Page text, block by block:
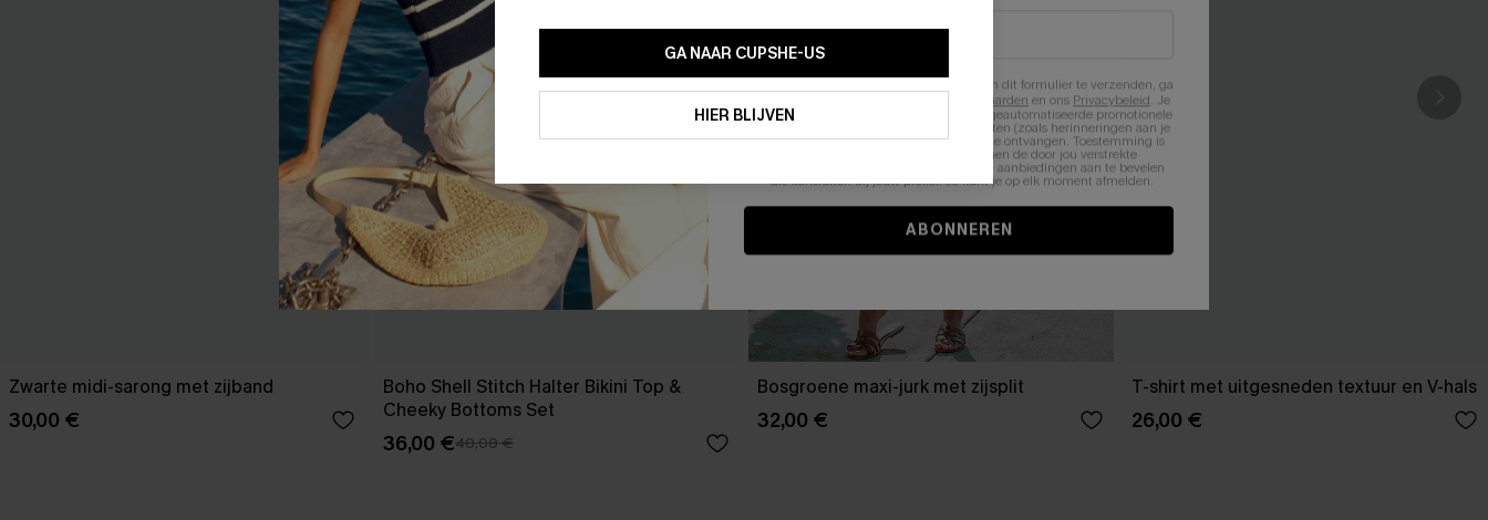
Zwarte midi-sarong met zijband
30,00 €
Boho Shell Stitch Halter Bikini Top &
Cheeky Bottoms Set
36,00 €40,00 €
Bosgroene maxi-jurk met zijsplit
32,00 €
T-shirt met uitgesneden textuur en V-hals
26,00 €
GA NAAR CUPSHE-US
HIER BLIJVEN
Door je contactgegevens in te vullen en dit formulier te verzenden, ga
Algemene Voorwaarden en ons Privacybeleid. Je
stemt er tevens mee in om herhaalde geautomatiseerde promotionele
en gepersonaliseerde marketingberichten (zoals herinneringen aan je
winkelwagen) en e-mails van Cupshe te ontvangen. Toestemming is
niet vereist voor een aankoop. We kunnen de door jou verstrekte
informatie gebruiken om producten en aanbiedingen aan te bevelen
die aansluiten bij jouw profiel. Je kunt je op elk moment afmelden.
ABONNEREN